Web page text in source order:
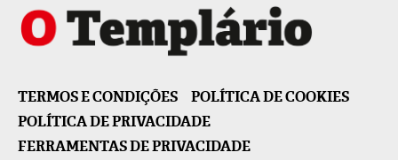
TERMOS E CONDIÇÕES
POLÍTICA DE COOKIES
POLÍTICA DE PRIVACIDADE
FERRAMENTAS DE PRIVACIDADE